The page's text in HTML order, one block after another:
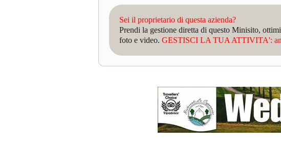
Sei il proprietario di questa azienda?
Prendi la gestione diretta di questo Minisito,
foto e video. GESTISCI LA TUA ATTIVITA':